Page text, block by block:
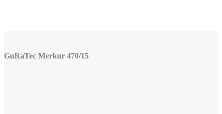
GuRaTec Merkur 470/15